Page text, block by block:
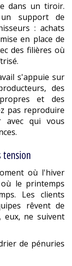
dans un tiroir.
support de
: achats
en place de
des filières où
s'appuie sur
des
et des
pas reproduire
avec qui vous
tension
où l'hiver
le printemps
Les clients
rêvent de
eux, ne suivent
de pénuries